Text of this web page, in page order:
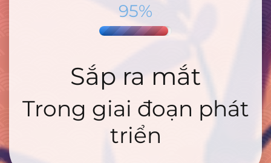
95%
Sắp ra mắt
Trong giai đoạn phát
triển